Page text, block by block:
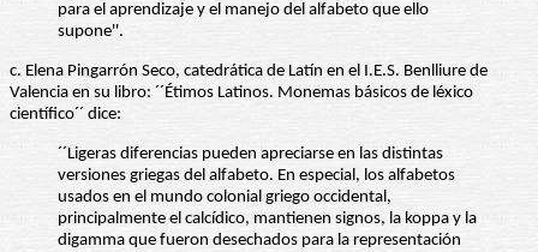
para el aprendizaje y el manejo del alfabeto que ello
supone''.
c. Elena Pingarrón Seco, catedrática de Latín en el I.E.S. Benlliure de
Valencia en su libro: ´´Étimos Latinos. Monemas básicos de léxico
científico´´ dice:
´´Ligeras diferencias pueden apreciarse en las distintas
versiones griegas del alfabeto. En especial, los alfabetos
usados en el mundo colonial griego occidental,
principalmente el calcídico, mantienen signos, la koppa y la
digamma que fueron desechados para la representación